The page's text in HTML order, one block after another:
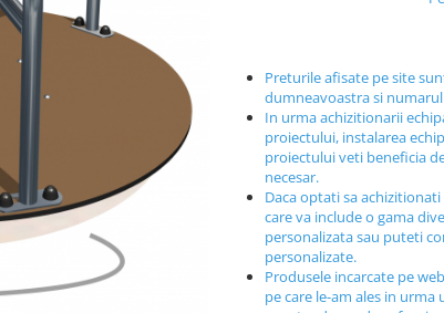
Preturile afisate pe site
dumneavoastra si
In urma achizitionarii
proiectului, instalarea
proiectului veti beneficia
necesar.
Daca optati sa
care va include o gama
personalizata sau puteti
personalizate.
Produsele incarcate pe
pe care le-am ales in